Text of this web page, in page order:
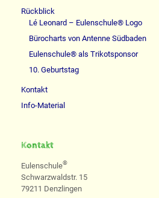
Rückblick
Lé Leonard – Eulenschule® Logo
Bürocharts von Antenne Südbaden
Eulenschule® als Trikotsponsor
10. Geburtstag
Kontakt
Info-Material
Kontakt
Eulenschule®
Schwarzwaldstr. 15
79211 Denzlingen